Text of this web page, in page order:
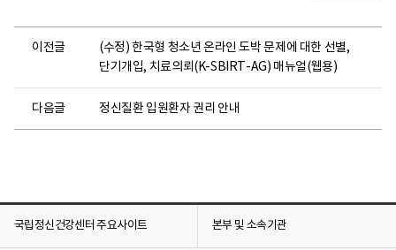
이전글
(수정) 한국형 청소년 온라인 도박 문제에 대한 선별,
단기개입, 치료의뢰(K-SBIRT-AG) 매뉴얼(웹용)
다음글 정신질환 입원환자 권리 안내
국립정신건강센터 주요사이트 본부 및 소속기관